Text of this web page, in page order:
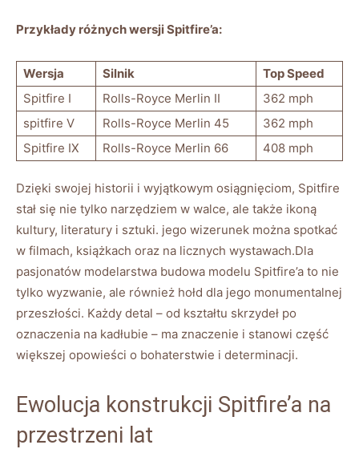
Przykłady różnych wersji Spitfire’a:
Wersja Silnik
Top Speed
Spitfire I
Rolls-Royce Merlin II
362 mph
spitfire V
Rolls-Royce Merlin 45
362 mph
Spitfire IX
Rolls-Royce Merlin 66 408 mph
Dzięki swojej historii i wyjątkowym osiągnięciom, Spitfire
stał się nie tylko narzędziem w walce, ale także ikoną
kultury, literatury i sztuki. jego wizerunek można spotkać
w filmach, książkach oraz na licznych wystawach.Dla
pasjonatów modelarstwa budowa modelu Spitfire’a to nie
tylko wyzwanie, ale również hołd dla jego monumentalnej
przeszłości. Każdy detal – od kształtu skrzydeł po
oznaczenia na kadłubie – ma znaczenie i stanowi część
większej opowieści o bohaterstwie i determinacji.
Ewolucja konstrukcji Spitfire’a na
przestrzeni lat